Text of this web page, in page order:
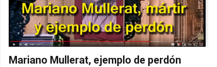
Mariano Mullerat, ejemplo de perdón